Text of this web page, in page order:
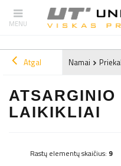
Atgal Namai
ATSARGINIO
LAIKIKLIAI
Rastų elementų skaičius: 9